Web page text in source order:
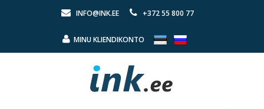
INFO@INK.EE +372 55 800 77
MINU KLIENDIKONTO